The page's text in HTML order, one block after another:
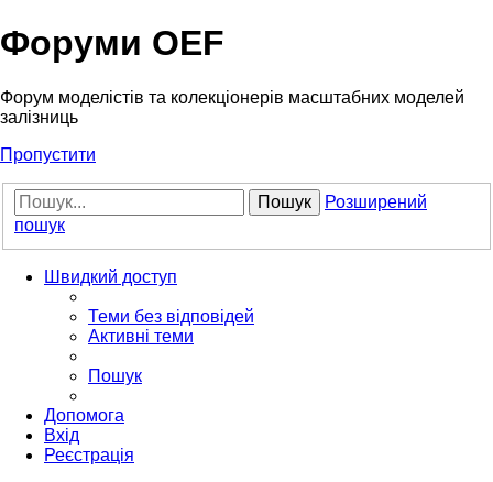
Форуми OEF
Форум моделістів та колекціонерів масштабних моделей
залізниць
Пропустити
Пошук
Розширений
пошук
Швидкий доступ
Теми без відповідей
Активні теми
Пошук
Допомога
Вхід
Реєстрація